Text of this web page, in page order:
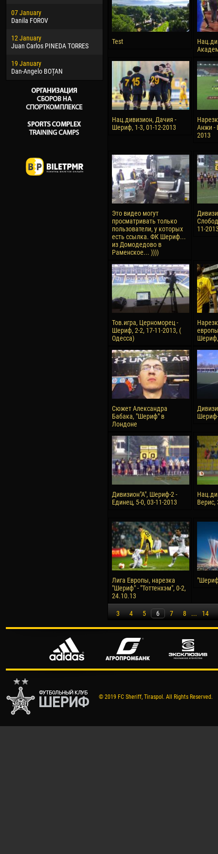
07 January
Danila FOROV
12 January
Juan Carlos PINEDA TORRES
19 January
Dan-Angelo BOȚAN
22 March
Samba KONÉ
26 March
Vitor Hugo Morais de OLIVEIRA
Raí LOPES DE OLIVEIRA
28
10
Ivan
Test
Нац.дивизион, Дачия -
Шериф, 1-3, 01-12-2013
Анжи -
2013
Это видео могут
просматривать только
пользователи, у которых
есть ссылка. ФК Шериф...
из Домодедово в
Раменское... ))))
11-
Тов.игра, Церноморец -
Шериф, 2-2, 17-11-2013, (
Одесса)
Шериф,
Сюжет Александра
Бабака, "Шериф" в
Лондоне
Шериф-
Дивизион"А", Шериф-2 -
Единец, 5-0, 03-11-2013
Верис,
Лига Европы, нарезка
"Шериф" - "Тоттенхэм", 0-2,
24.10.13
3 4 5 6 7 8 ... 14
© 2019 FC Sheriff, Tiraspol. All Rights Reserved.